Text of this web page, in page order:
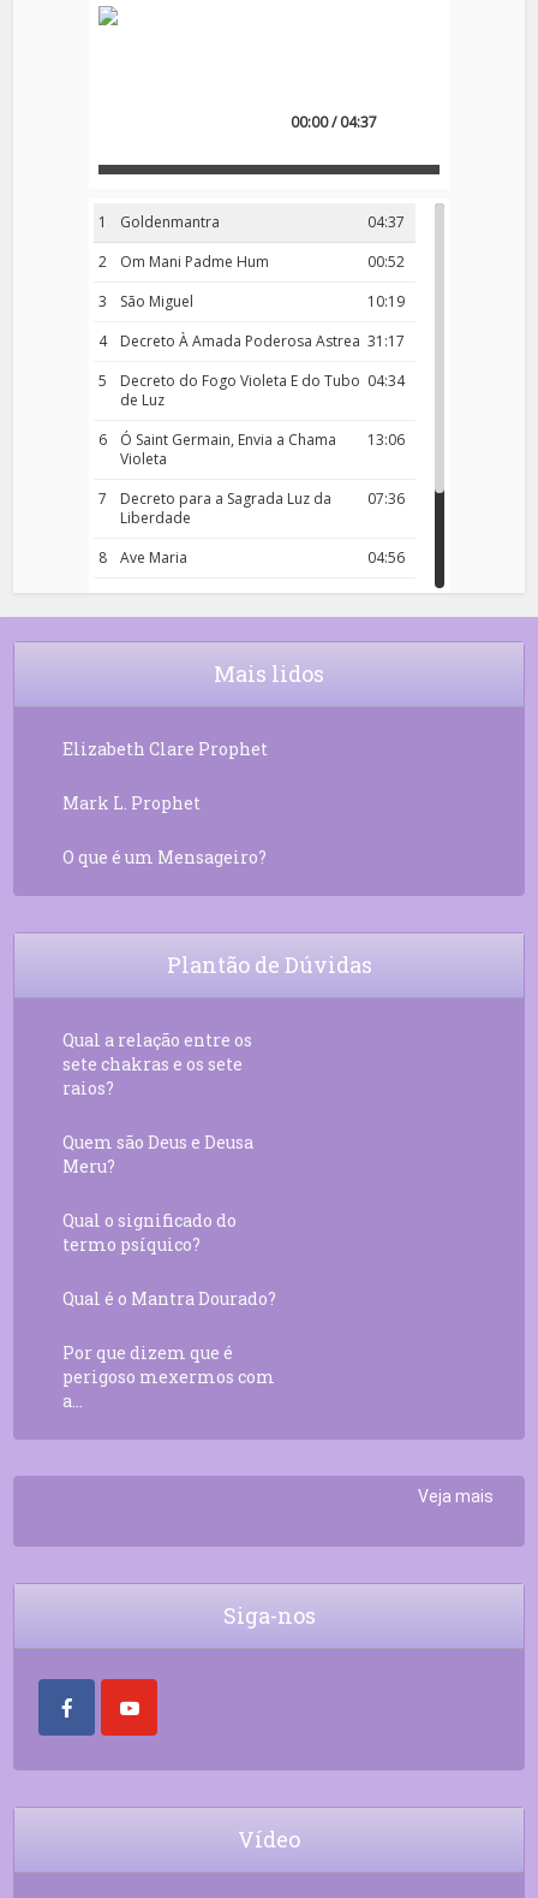
00:00 / 04:37
1 04:37
Goldenmantra
2
00:52
Om Mani Padme Hum
3
10:19
São Miguel
4
31:17
Decreto À Amada Poderosa Astrea
5
04:34
Decreto do Fogo Violeta E do Tubo
de Luz
6
13:06
Ó Saint Germain, Envia a Chama
Violeta
7
07:36
Decreto para a Sagrada Luz da
Liberdade
8
04:56
Ave Maria
9
18:00
Rosário da Criança
10
04:43
Decreto 50.03 – Diante da Vossa
Mais lidos
Elizabeth Clare Prophet
Mark L. Prophet
O que é um Mensageiro?
Plantão de Dúvidas
Qual a relação entre os
sete chakras e os sete
raios?
Quem são Deus e Deusa
Meru?
Qual o significado do
termo psíquico?
Qual é o Mantra Dourado?
Por que dizem que é
perigoso mexermos com
a...
Veja mais
Siga-nos
Vídeo